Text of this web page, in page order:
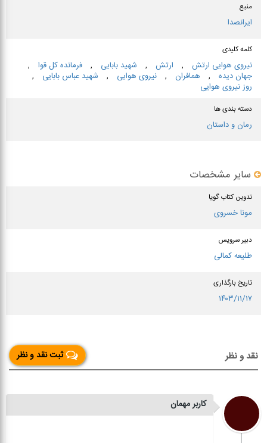
منبع
ایرانصدا
کلمه کلیدی
نیروی هوایی ارتش , ارتش , شهید بابایی , فرمانده كل قوا
,
جهان‌ دیده
, همافران , نیروی هوایی , شهید عباس بابایی
,
روز نیروی هوایی
دسته بندی ها
رمان و داستان
سایر مشخصات
تدوین کتاب گویا
مونا خسروی
دبیر سرویس
طلیعه کمالی
تاریخ بارگذاری
۱۴۰۳/۱۱/۱۷
ثبت نقد و نظر نقد و نظر
کاربر مهمان